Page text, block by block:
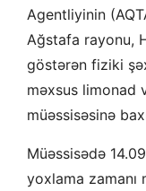
Agentliyinin
Ağstafa rayonu,
göstərən fiziki
məxsus limonad
müəssisəsinə
Müəssisədə
yoxlama zamanı